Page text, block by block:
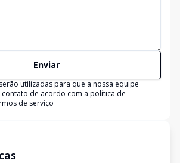
Enviar
utilizadas para que a nossa equipe
de acordo com a política de
de serviço